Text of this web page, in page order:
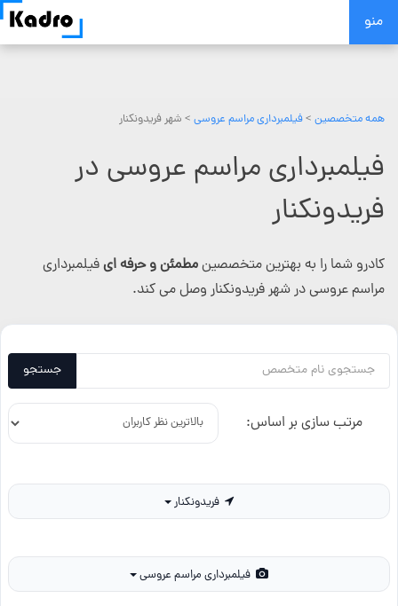
Skip
منو
همه متخصصین >فیلمبرداری مراسم عروسی > شهر فریدونکنار
فیلمبرداری مراسم عروسی در
فریدونکنار
کادرو شما را به بهترین متخصصینمطمئن و حرفه ایفیلمبرداری
مراسم عروسی در شهر فریدونکنار وصل می کند.
جستجو
مرتب سازی بر اساس: